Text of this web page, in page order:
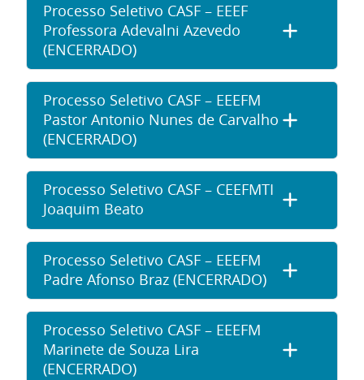
Processo Seletivo CASF – EEEF
Professora Adevalni Azevedo
(ENCERRADO)
Processo Seletivo CASF – EEEFM
Pastor Antonio Nunes de Carvalho
(ENCERRADO)
Processo Seletivo CASF – CEEFMTI
Joaquim Beato
Processo Seletivo CASF – EEEFM
Padre Afonso Braz (ENCERRADO)
Processo Seletivo CASF – EEEFM
Marinete de Souza Lira
(ENCERRADO)